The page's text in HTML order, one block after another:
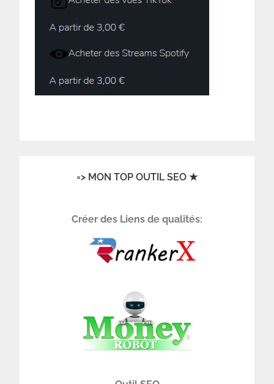
=> MON TOP OUTIL SEO ★
Créer des Liens de qualités: